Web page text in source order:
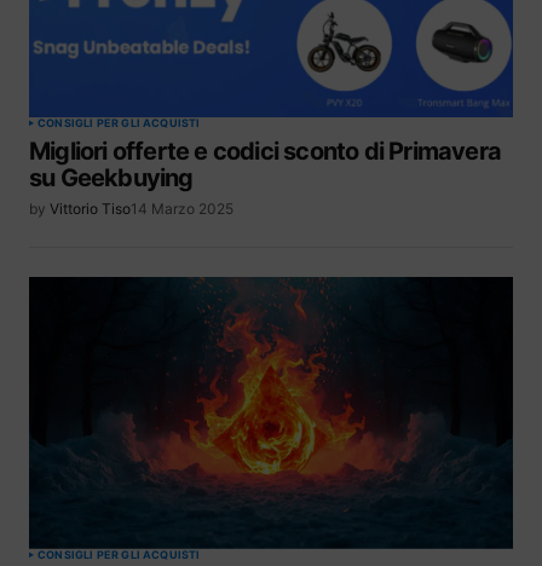
CONSIGLI PER GLI ACQUISTI
Migliori offerte e codici sconto di Primavera
su Geekbuying
by Vittorio Tiso14 Marzo 2025
CONSIGLI PER GLI ACQUISTI